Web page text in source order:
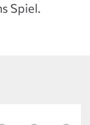
Spiel.